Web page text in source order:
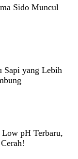
Sido Muncul
Sapi yang Lebih
pH Terbaru,